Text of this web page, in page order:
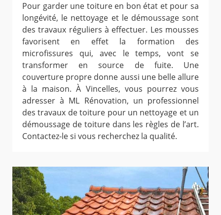
Pour garder une toiture en bon état et pour sa
longévité, le nettoyage et le démoussage sont
des travaux réguliers à effectuer. Les mousses
favorisent en effet la formation des
microfissures qui, avec le temps, vont se
transformer en source de fuite. Une
couverture propre donne aussi une belle allure
à la maison. À Vincelles, vous pourrez vous
adresser à ML Rénovation, un professionnel
des travaux de toiture pour un nettoyage et un
démoussage de toiture dans les règles de l’art.
Contactez-le si vous recherchez la qualité.